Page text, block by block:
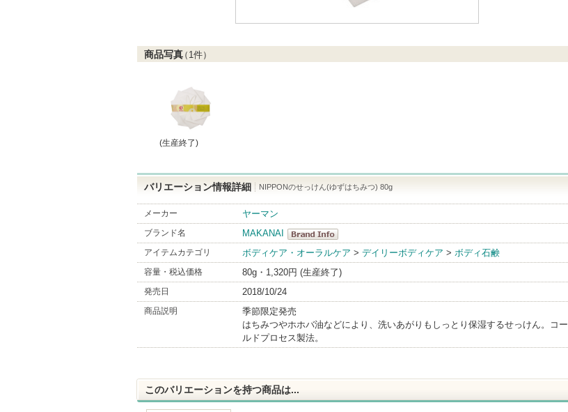
商品写真（ 1件）
(生産終了)
バリエーション情報詳細 NIPPONのせっけん(ゆずはちみつ) 80g
メーカー ヤーマン
ブランド名
MAKANAI
MAKANAI
BrandInfo
アイテムカテゴリ ボディケア・オーラルケア > デイリーボディケア > ボディ石鹸
容量・税込価格 80g・1,320円 (生産終了)
発売日 2018/10/24
商品説明
季節限定発売
はちみつやホホバ油などにより、洗いあがりもしっとり保湿するせっけん。コー
ルドプロセス製法。
このバリエーションを持つ商品は...